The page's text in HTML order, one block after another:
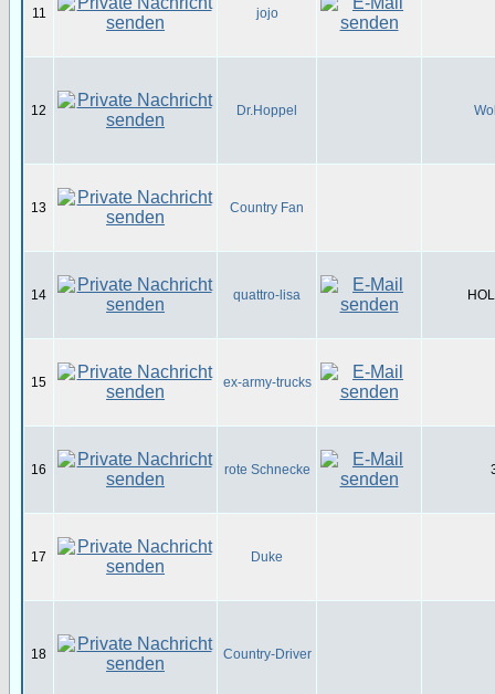
11 jojo
12 Dr.Hoppel
13 Country Fan
14 quattro-lisa
15 ex-army-trucks
16 rote Schnecke
17 Duke
18 Country-Driver